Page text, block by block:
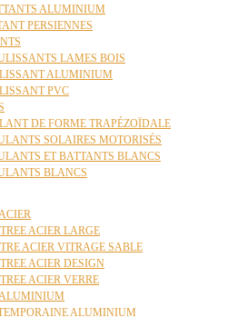
ALUMINIUM
PERSIENNES
LAMES BOIS
ALUMINIUM
PVC
DE FORME TRAPÉZOÏDALE
SOLAIRES MOTORISÉS
ET BATTANTS BLANCS
BLANCS
ACIER LARGE
ACIER VITRAGE SABLE
ACIER DESIGN
ACIER VERRE
ALUMINIUM
ALUMINIUM